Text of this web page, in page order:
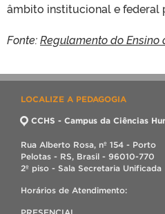
âmbito institucional e federal
Fonte:Regulamento do
LOCALIZE A PEDAGOGIA
CCHS - Campus da Ciências
Rua Alberto Rosa, nº 154 - Porto
Pelotas - RS, Brasil - 96010-770
2º piso - Sala Secretaria Unificada
Horários de Atendimento: